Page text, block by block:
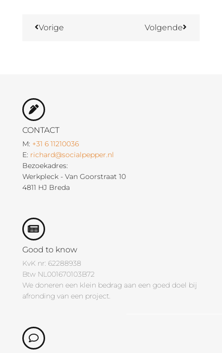
Vorige Volgende
CONTACT
M: +31 6 11210036
E: richard@socialpepper.nl
Bezoekadres:
Werkpleck - Van Goorstraat 10
4811 HJ Breda
Good to know
KvK nr: 62288938
Btw NL001670103B72
We doneren een klein bedrag aan een goed doel bij
afronding van een project.